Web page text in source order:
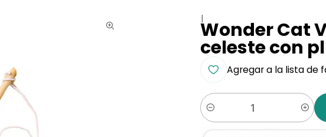
|
Wonder Cat
celeste con
Agregar a la lista de
Cantidad